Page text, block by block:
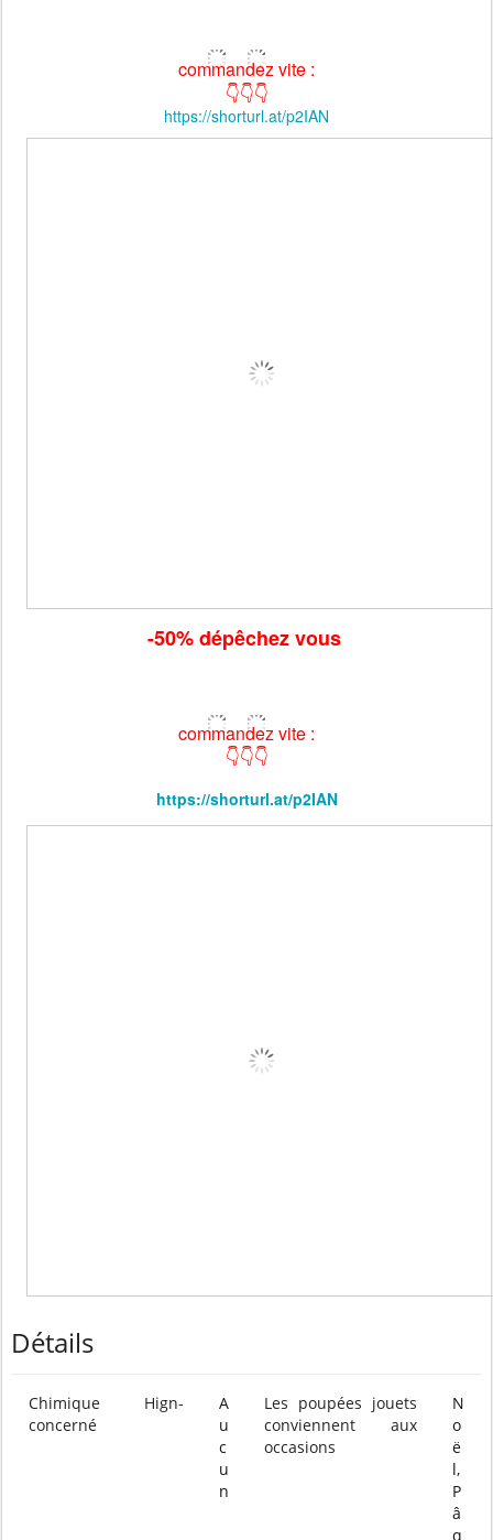
commandez vite :
👇👇👇
https://shorturl.at/p2IAN
-50% dépêchez vous
commandez vite :
👇👇👇
https://shorturl.at/p2IAN
Détails
Chimique Hign-
concerné
A
u
c
u
n
Les poupées jouets
conviennent aux
occasions
N
o
ë
l,
P
â
q